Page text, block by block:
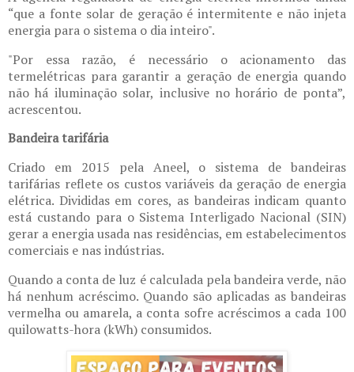
“que a fonte solar de geração é intermitente e não injeta
energia para o sistema o dia inteiro".
"Por essa razão, é necessário o acionamento das
termelétricas para garantir a geração de energia quando
não há iluminação solar, inclusive no horário de ponta”,
acrescentou.
Bandeira tarifária
Criado em 2015 pela Aneel, o sistema de bandeiras
tarifárias reflete os custos variáveis da geração de energia
elétrica. Divididas em cores, as bandeiras indicam quanto
está custando para o Sistema Interligado Nacional (SIN)
gerar a energia usada nas residências, em estabelecimentos
comerciais e nas indústrias.
Quando a conta de luz é calculada pela bandeira verde, não
há nenhum acréscimo. Quando são aplicadas as bandeiras
vermelha ou amarela, a conta sofre acréscimos a cada 100
quilowatts-hora (kWh) consumidos.